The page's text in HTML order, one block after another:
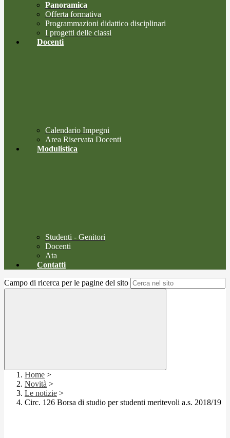
Panoramica
Offerta formativa
Programmazioni didattico disciplinari
I progetti delle classi
Docenti
Calendario Impegni
Area Riservata Docenti
Modulistica
Studenti - Genitori
Docenti
Ata
Contatti
Campo di ricerca per le pagine del sito
Home >
Novità >
Le notizie >
Circ. 126 Borsa di studio per studenti meritevoli a.s. 2018/19